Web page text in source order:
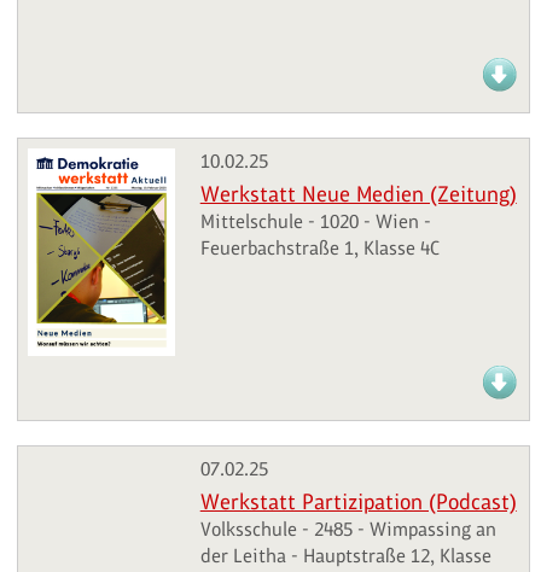
10.02.25
Werkstatt Neue Medien (Zeitung)
Mittelschule - 1020 - Wien -
Feuerbachstraße 1, Klasse 4C
07.02.25
Werkstatt Partizipation (Podcast)
Volksschule - 2485 - Wimpassing an
der Leitha - Hauptstraße 12, Klasse